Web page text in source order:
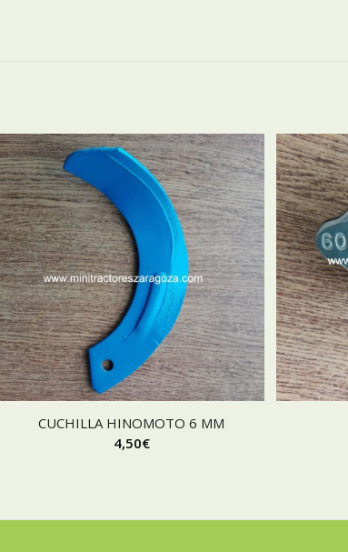
CUCHILLA HINOMOTO 6 MM
4,50€